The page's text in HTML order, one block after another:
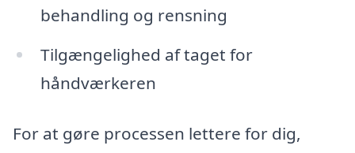
behandling og rensning
Tilgængelighed af taget for
håndværkeren
For at gøre processen lettere for dig,